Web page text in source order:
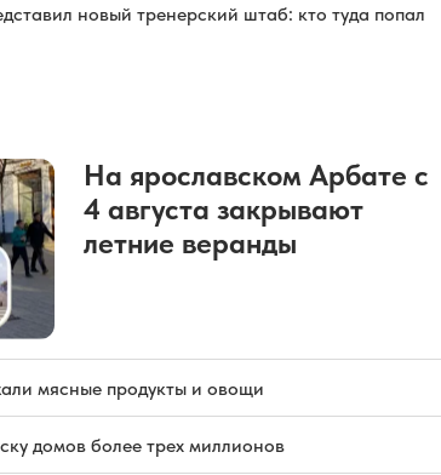
новый тренерский штаб: кто туда попал
На ярославском Арбате с
4 августа закрывают
летние веранды
мясные продукты и овощи
домов более трех миллионов